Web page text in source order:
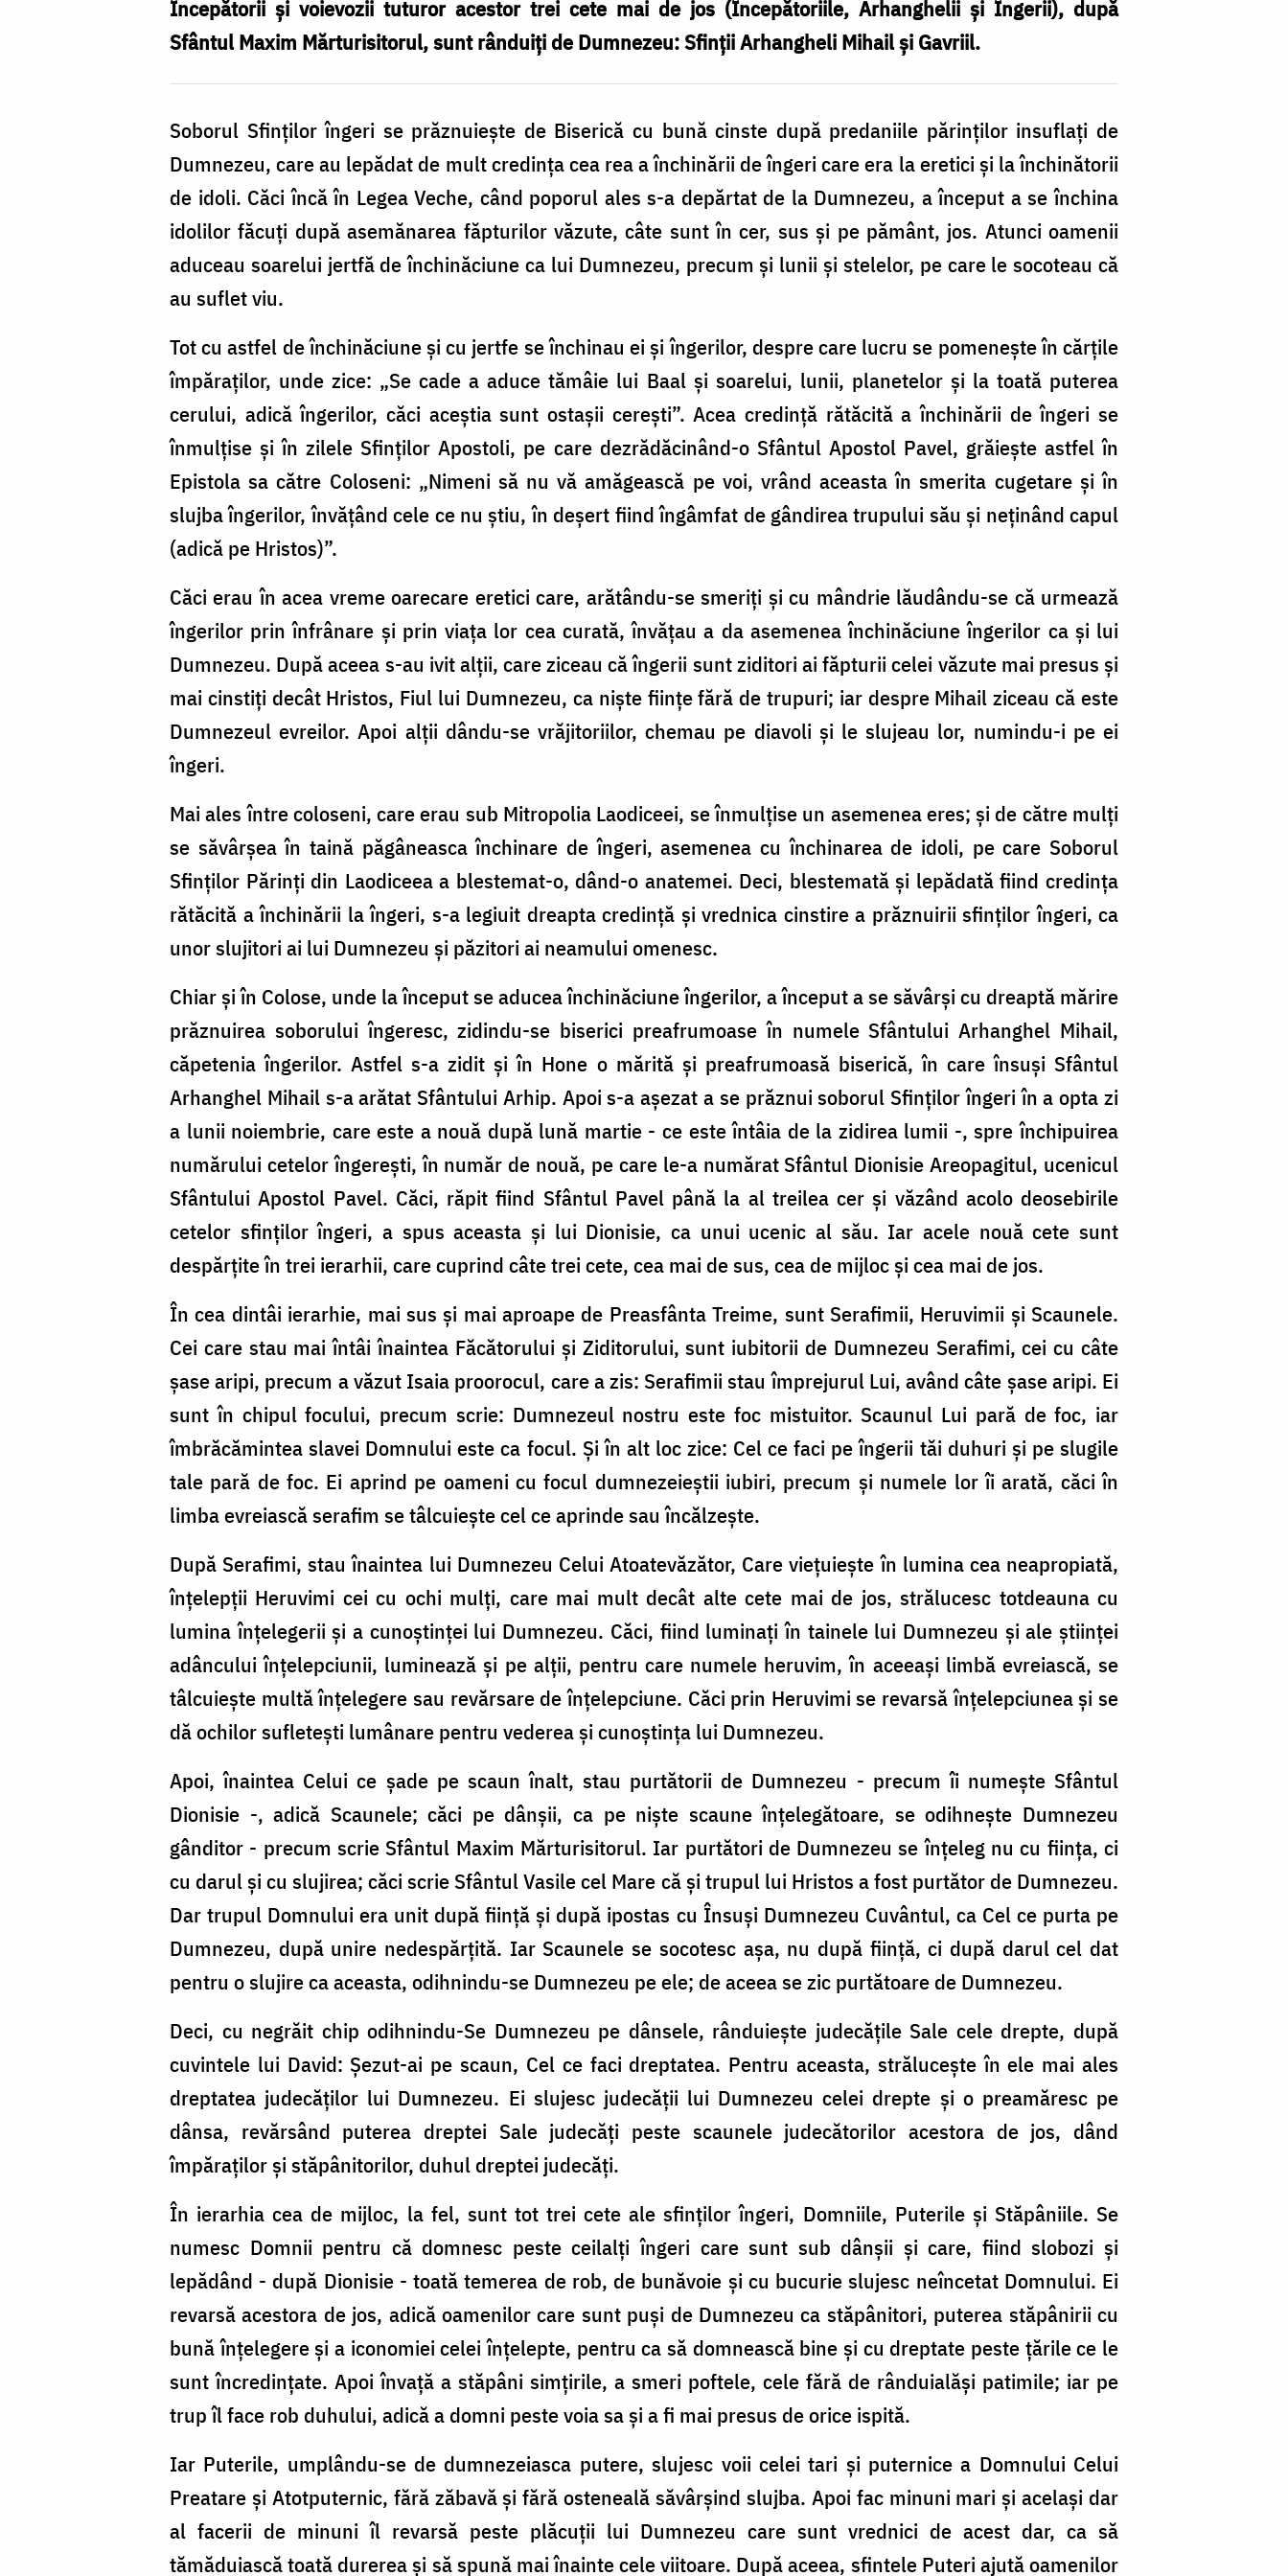
Începătorii și voievozii tuturor acestor trei cete mai de jos (Începătoriile, Arhanghelii și Îngerii), după
Sfântul Maxim Mărturisitorul, sunt rânduiți de Dumnezeu: Sfinții Arhangheli Mihail și Gavriil.
Soborul Sfinților îngeri se prăznuiește de Biserică cu bună cinste după predaniile părinților insuflați de
Dumnezeu, care au lepădat de mult credința cea rea a închinării de îngeri care era la eretici și la închinătorii
de idoli. Căci încă în Legea Veche, când poporul ales s-a depărtat de la Dumnezeu, a început a se închina
idolilor făcuți după asemănarea făpturilor văzute, câte sunt în cer, sus și pe pământ, jos. Atunci oamenii
aduceau soarelui jertfă de închinăciune ca lui Dumnezeu, precum și lunii și stelelor, pe care le socoteau că
au suflet viu.
Tot cu astfel de închinăciune și cu jertfe se închinau ei și îngerilor, despre care lucru se pomenește în cărțile
împăraților, unde zice: „Se cade a aduce tămâie lui Baal și soarelui, lunii, planetelor și la toată puterea
cerului, adică îngerilor, căci aceștia sunt ostașii cerești”. Acea credință rătăcită a închinării de îngeri se
înmulțise și în zilele Sfinților Apostoli, pe care dezrădăcinând-o Sfântul Apostol Pavel, grăiește astfel în
Epistola sa către Coloseni: „Nimeni să nu vă amăgească pe voi, vrând aceasta în smerita cugetare și în
slujba îngerilor, învățând cele ce nu știu, în deșert fiind îngâmfat de gândirea trupului său și neținând capul
(adică pe Hristos)”.
Căci erau în acea vreme oarecare eretici care, arătându-se smeriți și cu mândrie lăudându-se că urmează
îngerilor prin înfrânare și prin viața lor cea curată, învățau a da asemenea închinăciune îngerilor ca și lui
Dumnezeu. După aceea s-au ivit alții, care ziceau că îngerii sunt ziditori ai făpturii celei văzute mai presus și
mai cinstiți decât Hristos, Fiul lui Dumnezeu, ca niște ființe fără de trupuri; iar despre Mihail ziceau că este
Dumnezeul evreilor. Apoi alții dându-se vrăjitoriilor, chemau pe diavoli și le slujeau lor, numindu-i pe ei
îngeri.
Mai ales între coloseni, care erau sub Mitropolia Laodiceei, se înmulțise un asemenea eres; și de către mulți
se săvârșea în taină păgâneasca închinare de îngeri, asemenea cu închinarea de idoli, pe care Soborul
Sfinților Părinți din Laodiceea a blestemat-o, dând-o anatemei. Deci, blestemată și lepădată fiind credința
rătăcită a închinării la îngeri, s-a legiuit dreapta credință și vrednica cinstire a prăznuirii sfinților îngeri, ca
unor slujitori ai lui Dumnezeu și păzitori ai neamului omenesc.
Chiar și în Colose, unde la început se aducea închinăciune îngerilor, a început a se săvârși cu dreaptă mărire
prăznuirea soborului îngeresc, zidindu-se biserici preafrumoase în numele Sfântului Arhanghel Mihail,
căpetenia îngerilor. Astfel s-a zidit și în Hone o mărită și preafrumoasă biserică, în care însuși Sfântul
Arhanghel Mihail s-a arătat Sfântului Arhip. Apoi s-a așezat a se prăznui soborul Sfinților îngeri în a opta zi
a lunii noiembrie, care este a nouă după lună martie - ce este întâia de la zidirea lumii -, spre închipuirea
numărului cetelor îngerești, în număr de nouă, pe care le-a numărat Sfântul Dionisie Areopagitul, ucenicul
Sfântului Apostol Pavel. Căci, răpit fiind Sfântul Pavel până la al treilea cer și văzând acolo deosebirile
cetelor sfinților îngeri, a spus aceasta și lui Dionisie, ca unui ucenic al său. Iar acele nouă cete sunt
despărțite în trei ierarhii, care cuprind câte trei cete, cea mai de sus, cea de mijloc și cea mai de jos.
În cea dintâi ierarhie, mai sus și mai aproape de Preasfânta Treime, sunt Serafimii, Heruvimii și Scaunele.
Cei care stau mai întâi înaintea Făcătorului și Ziditorului, sunt iubitorii de Dumnezeu Serafimi, cei cu câte
șase aripi, precum a văzut Isaia proorocul, care a zis: Serafimii stau împrejurul Lui, având câte șase aripi. Ei
sunt în chipul focului, precum scrie: Dumnezeul nostru este foc mistuitor. Scaunul Lui pară de foc, iar
îmbrăcămintea slavei Domnului este ca focul. Și în alt loc zice: Cel ce faci pe îngerii tăi duhuri și pe slugile
tale pară de foc. Ei aprind pe oameni cu focul dumnezeieștii iubiri, precum și numele lor îi arată, căci în
limba evreiască serafim se tâlcuiește cel ce aprinde sau încălzește.
După Serafimi, stau înaintea lui Dumnezeu Celui Atoatevăzător, Care viețuiește în lumina cea neapropiată,
înțelepții Heruvimi cei cu ochi mulți, care mai mult decât alte cete mai de jos, strălucesc totdeauna cu
lumina înțelegerii și a cunoștinței lui Dumnezeu. Căci, fiind luminați în tainele lui Dumnezeu și ale științei
adâncului înțelepciunii, luminează și pe alții, pentru care numele heruvim, în aceeași limbă evreiască, se
tâlcuiește multă înțelegere sau revărsare de înțelepciune. Căci prin Heruvimi se revarsă înțelepciunea și se
dă ochilor sufletești lumânare pentru vederea și cunoștința lui Dumnezeu.
Apoi, înaintea Celui ce șade pe scaun înalt, stau purtătorii de Dumnezeu - precum îi numește Sfântul
Dionisie -, adică Scaunele; căci pe dânșii, ca pe niște scaune înțelegătoare, se odihnește Dumnezeu
gânditor - precum scrie Sfântul Maxim Mărturisitorul. Iar purtători de Dumnezeu se înțeleg nu cu ființa, ci
cu darul și cu slujirea; căci scrie Sfântul Vasile cel Mare că și trupul lui Hristos a fost purtător de Dumnezeu.
Dar trupul Domnului era unit după ființă și după ipostas cu Însuși Dumnezeu Cuvântul, ca Cel ce purta pe
Dumnezeu, după unire nedespărțită. Iar Scaunele se socotesc așa, nu după ființă, ci după darul cel dat
pentru o slujire ca aceasta, odihnindu-se Dumnezeu pe ele; de aceea se zic purtătoare de Dumnezeu.
Deci, cu negrăit chip odihnindu-Se Dumnezeu pe dânsele, rânduiește judecățile Sale cele drepte, după
cuvintele lui David: Șezut-ai pe scaun, Cel ce faci dreptatea. Pentru aceasta, strălucește în ele mai ales
dreptatea judecăților lui Dumnezeu. Ei slujesc judecății lui Dumnezeu celei drepte și o preamăresc pe
dânsa, revărsând puterea dreptei Sale judecăți peste scaunele judecătorilor acestora de jos, dând
împăraților și stăpânitorilor, duhul dreptei judecăți.
În ierarhia cea de mijloc, la fel, sunt tot trei cete ale sfinților îngeri, Domniile, Puterile și Stăpâniile. Se
numesc Domnii pentru că domnesc peste ceilalți îngeri care sunt sub dânșii și care, fiind slobozi și
lepădând - după Dionisie - toată temerea de rob, de bunăvoie și cu bucurie slujesc neîncetat Domnului. Ei
revarsă acestora de jos, adică oamenilor care sunt puși de Dumnezeu ca stăpânitori, puterea stăpânirii cu
bună înțelegere și a iconomiei celei înțelepte, pentru ca să domnească bine și cu dreptate peste țările ce le
sunt încredințate. Apoi învață a stăpâni simțirile, a smeri poftele, cele fără de rânduialăși patimile; iar pe
trup îl face rob duhului, adică a domni peste voia sa și a fi mai presus de orice ispită.
Iar Puterile, umplându-se de dumnezeiasca putere, slujesc voii celei tari și puternice a Domnului Celui
Preatare și Atotputernic, fără zăbavă și fără osteneală săvârșind slujba. Apoi fac minuni mari și același dar
al facerii de minuni îl revarsă peste plăcuții lui Dumnezeu care sunt vrednici de acest dar, ca să
tămăduiască toată durerea și să spună mai înainte cele viitoare. După aceea, sfintele Puteri ajută oamenilor